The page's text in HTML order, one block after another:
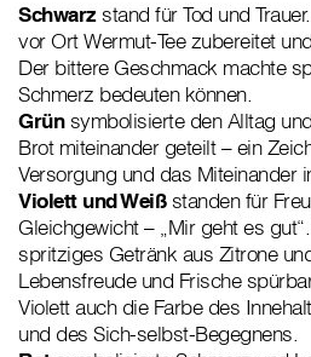
Schwarzstand für Tod und
vor Ort Wermut-Tee zubereitet
Der bittere Geschmack machte
Schmerz bedeuten können.
Grünsymbolisierte den Alltag
Brot miteinander geteilt – ein
Versorgung und das Miteinander
Violett und Weißstanden für
Gleichgewicht – „Mir geht es
spritziges Getränk aus Zitrone
Lebensfreude und Frische
Violett auch die Farbe des
und des Sich-selbst-Begegnens.